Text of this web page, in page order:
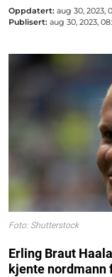
Oppdatert: aug 30, 2023,
Publisert: aug 30, 2023,
Foto: Shutterstock
Erling Braut
kjente nordmann